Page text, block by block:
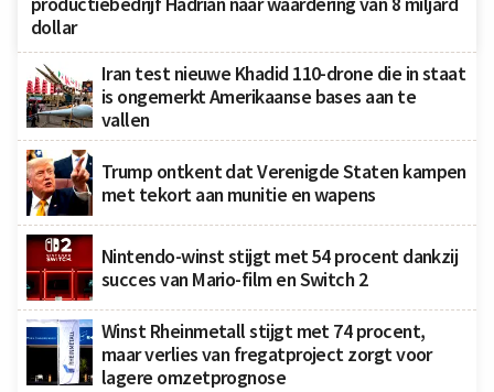
dollar
Iran test nieuwe Khadid 110-drone die in staat
is ongemerkt Amerikaanse bases aan te
vallen
Trump ontkent dat Verenigde Staten kampen
met tekort aan munitie en wapens
Nintendo-winst stijgt met 54 procent dankzij
succes van Mario-film en Switch 2
Winst Rheinmetall stijgt met 74 procent,
maar verlies van fregatproject zorgt voor
lagere omzetprognose